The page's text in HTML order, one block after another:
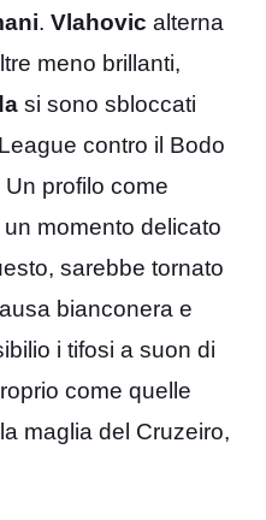
. Vlahovic alterna
meno brillanti,
si sono sbloccati
contro il Bodo
profilo come
momento delicato
sarebbe tornato
bianconera e
i tifosi a suon di
come quelle
maglia del Cruzeiro,